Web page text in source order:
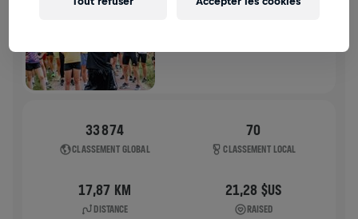
WARSZAWA PARK SKARYSZEWSKI
33 874
CLASSEMENT GLOBAL
70
CLASSEMENT LOCAL
17,87 KM
DISTANCE
21,28 $US
RAISED